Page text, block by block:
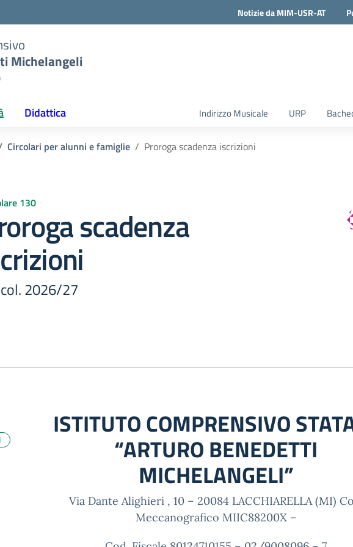
Notizie da MIM-USR-AT
Michelangeli
Didattica Indirizzo Musicale URP
Circolari per alunni e famiglie Proroga scadenza iscrizioni
130
scadenza
2026/27
ISTITUTO COMPRENSIVO
“ARTURO BENEDETTI
MICHELANGELI”
Via Dante Alighieri , 10 – 20084 LACCHIARELLA (MI)
Meccanografico MIIC88200X –